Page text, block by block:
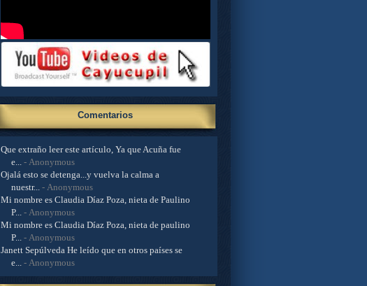
Comentarios
Que extraño leer este artículo, Ya que Acuña fue
e...- Anonymous
Ojalá esto se detenga...y vuelva la calma a
nuestr...- Anonymous
Mi nombre es Claudia Díaz Poza, nieta de Paulino
P...- Anonymous
Mi nombre es Claudia Díaz Poza, nieta de paulino
P...- Anonymous
Janett Sepúlveda He leído que en otros países se
e...- Anonymous